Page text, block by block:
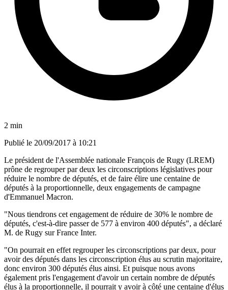
2 min
Publié le 20/09/2017 à 10:21
Le président de l'Assemblée nationale François de Rugy (LREM)
prône de regrouper par deux les circonscriptions législatives pour
réduire le nombre de députés, et de faire élire une centaine de
députés à la proportionnelle, deux engagements de campagne
d'Emmanuel Macron.
"Nous tiendrons cet engagement de réduire de 30% le nombre de
députés, c'est-à-dire passer de 577 à environ 400 députés", a déclaré
M. de Rugy sur France Inter.
"On pourrait en effet regrouper les circonscriptions par deux, pour
avoir des députés dans les circonscription élus au scrutin majoritaire,
donc environ 300 députés élus ainsi. Et puisque nous avons
également pris l'engagement d'avoir un certain nombre de députés
élus à la proportionnelle, il pourrait y avoir à côté une centaine d'élus